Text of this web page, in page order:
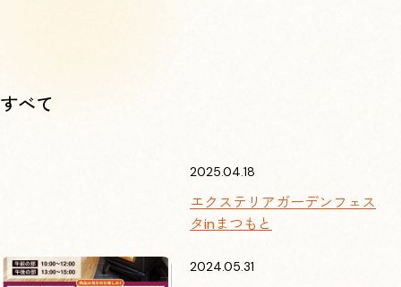
会社情報
すべて
2025.04.18
エクステリアガーデンフェス
タinまつもと
2024.05.31